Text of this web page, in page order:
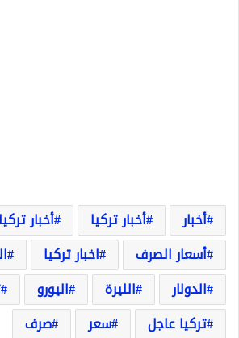
أخبار أخبار تركيا
أخبار
أسعار الصرف
اخبار تركيا
الدولار
الليرة اليورو
تركيا عاجل
سعر صرف